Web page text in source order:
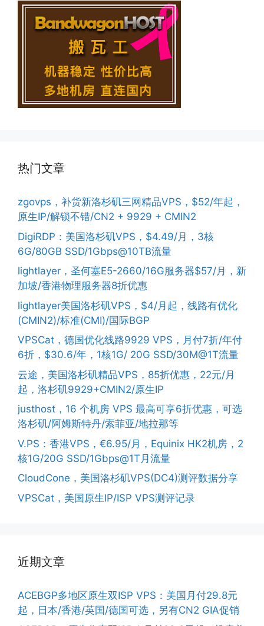
热门文章
zgovps，补货新洛杉矶三网精品VPS，$52/年起，
原生IP/解锁不错/CN2 + 9929 + CMIN2
DigiRDP：美国洛杉矶VPS，$4.49/月，3核
6G/80GB SSD/1Gbps@10TB流量
lightlayer，圣何塞E5-2660/16G服务器$57/月，新
加坡/香港物理服务器8折优惠
lightlayer美国洛杉矶VPS，$4/月起，线路有优化
(CMIN2)/标准(CMI)/国际BGP
VPSCat，德国优化线路9929 VPS，月付7折/年付
6折，$30.6/年，1核1G/ 20G SSD/30M@1T流量
云途，美国洛杉矶精品VPS，85折优惠，22元/月
起，洛杉矶9929+CMIN2/原生IP
justhost，16 个机房 VPS 最高可享6折优惠，可选
洛杉矶/阿姆斯特丹/索菲亚/地拉那等
V.PS：香港VPS，€6.95/月，Equinix HK2机房，2
核1G/20G SSD/1Gbps@1T月流量
CloudCone，美国洛杉矶VPS(DC4)测评数据分享
VPSCat，美国原生IP/ISP VPS测评记录
近期文章
ACEBGP多地区原生双ISP VPS：美国月付29.8元
起，日本/香港/英国/德国可选，另有CN2 GIA促销